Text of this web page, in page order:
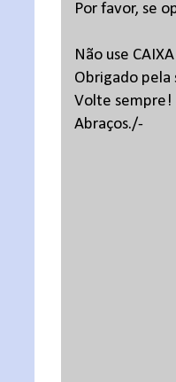
Por favor, se
Não use
Obrigado pela
Volte sempre!
Abraços./-